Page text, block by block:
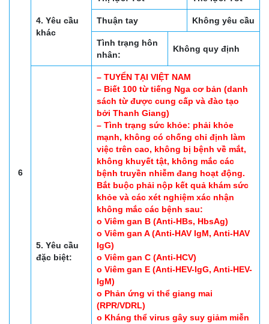
6
4. Yêu cầu
khác
Thuận tay Không yêu cầu
Tình trạng hôn
nhân:
Không quy định
5. Yêu cầu
đặc biệt:
– TUYỂN TẠI VIỆT NAM
– Biết 100 từ tiếng Nga cơ bản (danh
sách từ được cung cấp và đào tạo
bởi Thanh Giang)
– Tình trạng sức khỏe: phải khỏe
mạnh, không có chống chỉ định làm
việc trên cao, không bị bệnh về mắt,
không khuyết tật, không mắc các
bệnh truyền nhiễm đang hoạt động.
Bắt buộc phải nộp kết quả khám sức
khỏe và các xét nghiệm xác nhận
không mắc các bệnh sau:
o Viêm gan B (Anti-HBs, HbsAg)
o Viêm gan A (Anti-HAV IgM, Anti-HAV
IgG)
o Viêm gan C (Anti-HCV)
o Viêm gan E (Anti-HEV-IgG, Anti-HEV-
IgM)
o Phản ứng vi thể giang mai
(RPR/VDRL)
o Kháng thể virus gây suy giảm miễn